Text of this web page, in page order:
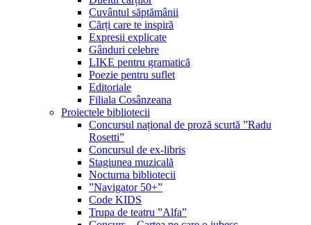
Cuvântul săptămânii
Cărți care te inspiră
Expresii explicate
Gânduri celebre
LIKE pentru gramatică
Poezie pentru suflet
Editoriale
Filiala Cosânzeana
Proiectele bibliotecii
Concursul național de proză scurtă ”Radu
Rosetti”
Concursul de ex-libris
Stagiunea muzicală
Nocturna bibliotecii
”Navigator 50+”
Code KIDS
Trupa de teatru ”Alfa”